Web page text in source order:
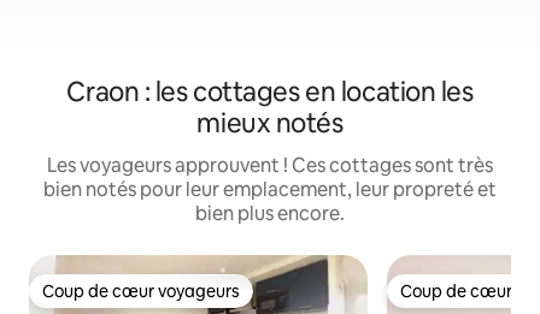
Craon : les cottages en location les
mieux notés
Les voyageurs approuvent ! Ces cottages sont très
bien notés pour leur emplacement, leur propreté et
bien plus encore.
Coup de cœur voyageurs
Coup de cœur voyageurs Coup de cœur
Coup de cœur